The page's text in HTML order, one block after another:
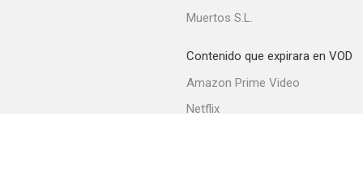
Muertos S.L.
Contenido que expirara en VOD
Amazon Prime Video
Netflix